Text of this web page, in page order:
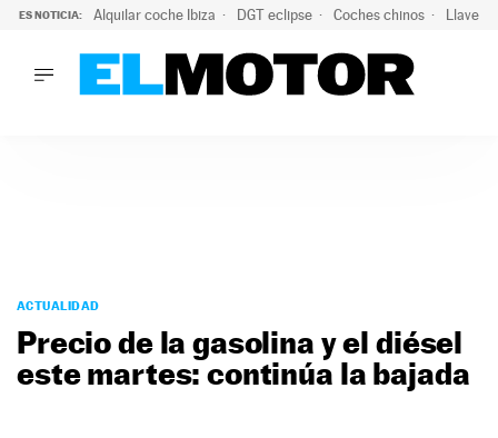
ES NOTICIA: Alquilar coche Ibiza DGT eclipse Coches chinos Llaves
PODCAST
MOTOS
TECNOLOGÍA
ACTUALIDAD
Precio de la gasolina y el diésel
este martes: continúa la bajada